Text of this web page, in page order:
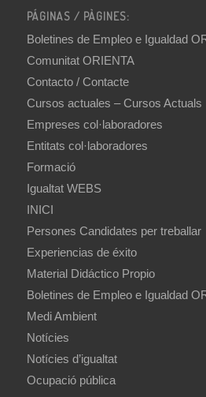
PÁGINAS / PÀGINES:
Boletines de Empleo e Igualdad
Comunitat ORIENTA
Contacto / Contacte
Cursos actuales – Cursos Actuals
Empreses col·laboradores
Entitats col·laboradores
Formació
Igualtat WEBS
INICI
Persones Candidates per treballar
Experiencias de éxito
Material Didáctico Propio
Boletines de Empleo e Igualdad
Medi Ambient
Notícies
Notícies d’igualtat
Ocupació pública